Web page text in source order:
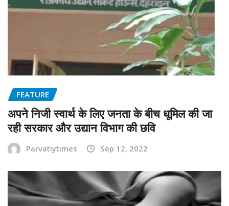
FEATURE
अपने निजी स्वार्थ के लिए जनता के बीच धूमिल की जा
रही सरकार और उद्यान विभाग की छवि
Parvatiytimes Sep 12, 2022